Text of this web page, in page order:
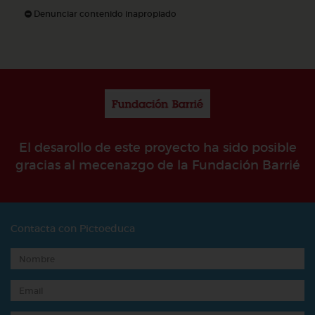
Denunciar contenido inapropiado
El desarollo de este proyecto ha sido posible
gracias al mecenazgo de la Fundación Barrié
Contacta con Pictoeduca